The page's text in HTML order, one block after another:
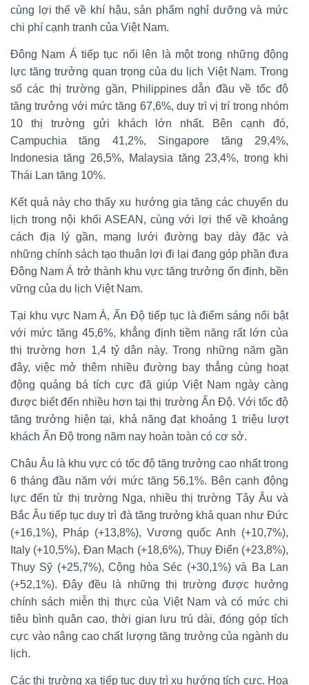
cùng lợi thế về khí hậu, sản phẩm nghỉ dưỡng và mức
chi phí cạnh tranh của Việt Nam.
Đông Nam Á tiếp tục nổi lên là một trong những động
lực tăng trưởng quan trọng của du lịch Việt Nam. Trong
số các thị trường gần, Philippines dẫn đầu về tốc độ
tăng trưởng với mức tăng 67,6%, duy trì vị trí trong nhóm
10 thị trường gửi khách lớn nhất. Bên cạnh đó,
Campuchia tăng 41,2%, Singapore tăng 29,4%,
Indonesia tăng 26,5%, Malaysia tăng 23,4%, trong khi
Thái Lan tăng 10%.
Kết quả này cho thấy xu hướng gia tăng các chuyến du
lịch trong nội khối ASEAN, cùng với lợi thế về khoảng
cách địa lý gần, mạng lưới đường bay dày đặc và
những chính sách tạo thuận lợi đi lại đang góp phần đưa
Đông Nam Á trở thành khu vực tăng trưởng ổn định, bền
vững của du lịch Việt Nam.
Tại khu vực Nam Á, Ấn Độ tiếp tục là điểm sáng nổi bật
với mức tăng 45,6%, khẳng định tiềm năng rất lớn của
thị trường hơn 1,4 tỷ dân này. Trong những năm gần
đây, việc mở thêm nhiều đường bay thẳng cùng hoạt
động quảng bá tích cực đã giúp Việt Nam ngày càng
được biết đến nhiều hơn tại thị trường Ấn Độ. Với tốc độ
tăng trưởng hiện tại, khả năng đạt khoảng 1 triệu lượt
khách Ấn Độ trong năm nay hoàn toàn có cơ sở.
Châu Âu là khu vực có tốc độ tăng trưởng cao nhất trong
6 tháng đầu năm với mức tăng 56,1%. Bên cạnh động
lực đến từ thị trường Nga, nhiều thị trường Tây Âu và
Bắc Âu tiếp tục duy trì đà tăng trưởng khả quan như Đức
(+16,1%), Pháp (+13,8%), Vương quốc Anh (+10,7%),
Italy (+10,5%), Đan Mạch (+18,6%), Thụy Điển (+23,8%),
Thụy Sỹ (+25,7%), Cộng hòa Séc (+30,1%) và Ba Lan
(+52,1%). Đây đều là những thị trường được hưởng
chính sách miễn thị thực của Việt Nam và có mức chi
tiêu bình quân cao, thời gian lưu trú dài, đóng góp tích
cực vào nâng cao chất lượng tăng trưởng của ngành du
lịch.
Các thị trường xa tiếp tục duy trì xu hướng tích cực. Hoa